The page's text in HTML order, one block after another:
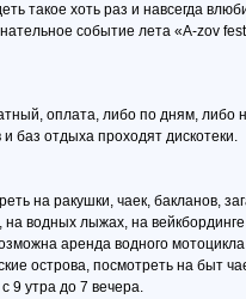
такое хоть раз и навсегда
событие лета «A-zov
оплата, либо по дням, либо
баз отдыха проходят дискотеки.
на ракушки, чаек, бакланов,
водных лыжах, на
аренда водного
острова, посмотреть на быт
9 утра до 7 вечера.